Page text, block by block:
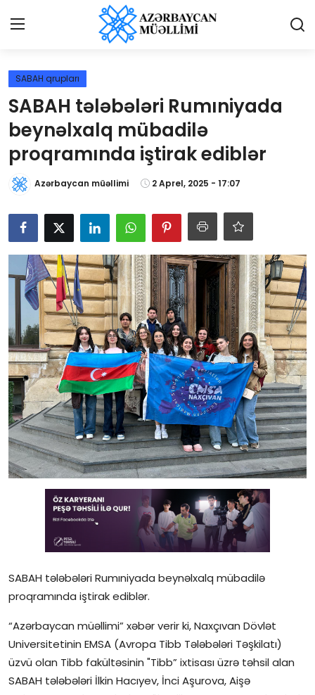
Giriş
Qəzetə elan ver
Əlaqə
Haqqımızda
Reklam və elan
Biz kimik?
Bütün xəbərlər
Gündəlik
Rəsmi
Təhsil
Müsahibə
Elm və innovasiya
Reportaj
Pedaqogika
Regionlar
Qəzetin PDF arxivi
İctimai şura
Dünya
SABAH qrupları
SABAH tələbələri Rumıniyada
beynəlxalq mübadilə
proqramında iştirak ediblər
Azərbaycan müəllimi 2 Aprel, 2025 - 17:07
SABAH tələbələri Rumıniyada beynəlxalq mübadilə
proqramında iştirak ediblər.
“Azərbaycan müəllimi” xəbər verir ki, Naxçıvan Dövlət
Universitetinin EMSA (Avropa Tibb Tələbələri Təşkilatı)
üzvü olan Tibb fakültəsinin "Tibb” ixtisası üzrə təhsil alan
SABAH tələbələri İlkin Hacıyev, İnci Aşurova, Aişə